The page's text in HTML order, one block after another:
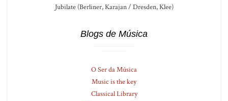
Jubilate (Berliner, Karajan / Dresden, Klee)
Blogs de Música
O Ser da Música
Music is the key
Classical Library